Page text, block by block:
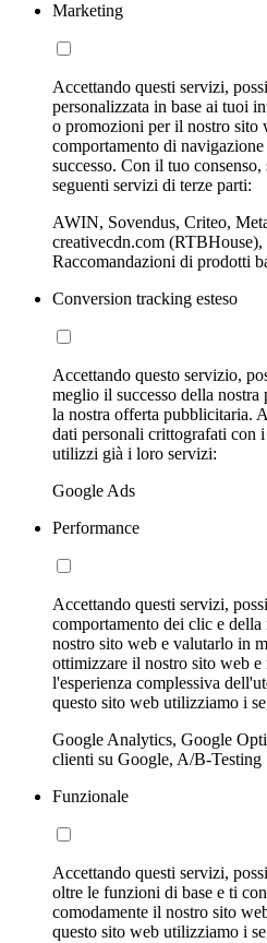
Marketing
Accettando questi servizi,
personalizzata in base ai tuoi
o promozioni per il nostro sito
comportamento di
successo. Con il tuo
seguenti servizi di terze parti:
AWIN, Sovendus, Criteo,
creativecdn.com
Raccomandazioni di prodotti
Conversion tracking esteso
Accettando questo servizio,
meglio il successo della
la nostra offerta pubblicitaria.
dati personali crittografati con
utilizzi già i loro servizi:
Google Ads
Performance
Accettando questi servizi,
comportamento dei clic e
nostro sito web e valutarlo in
ottimizzare il nostro sito web
l'esperienza complessiva
questo sito web utilizziamo i
Google Analytics, Google
clienti su Google, A/B-Testing
Funzionale
Accettando questi servizi,
oltre le funzioni di base e ti
comodamente il nostro sito
questo sito web utilizziamo i